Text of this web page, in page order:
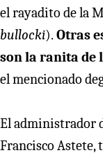
el rayadito de la
bullocki). Otras
son la ranita de
el mencionado
El administrador
Francisco Astete,